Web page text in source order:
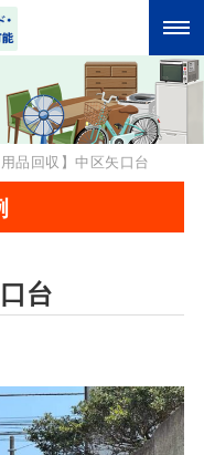
用品回収】中区矢口台
台